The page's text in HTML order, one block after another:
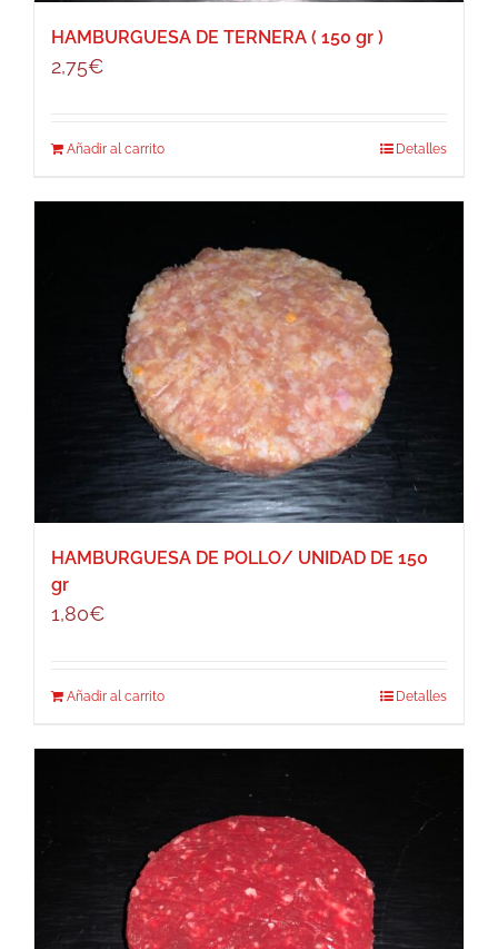
HAMBURGUESA DE TERNERA ( 150 gr )
2,75€
Añadir al carrito Detalles
HAMBURGUESA DE POLLO/ UNIDAD DE 150
gr
1,80€
Añadir al carrito Detalles